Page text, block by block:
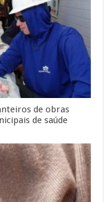
de obras
de saúde